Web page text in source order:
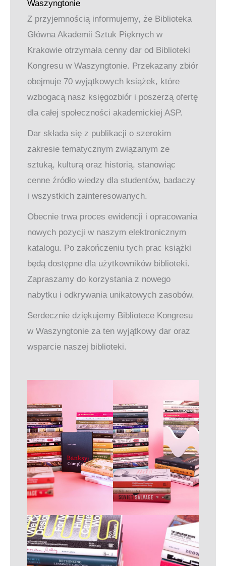
Waszyngtonie
Z przyjemnością informujemy, że Biblioteka
Główna Akademii Sztuk Pięknych w
Krakowie otrzymała cenny dar od Biblioteki
Kongresu w Waszyngtonie. Przekazany zbiór
obejmuje 70 wyjątkowych książek, które
wzbogacą nasz księgozbiór i poszerzą ofertę
dla całej społeczności akademickiej ASP.
Dar składa się z publikacji o szerokim
zakresie tematycznym związanym ze
sztuką, kulturą oraz historią, stanowiąc
cenne źródło wiedzy dla studentów, badaczy
i wszystkich zainteresowanych.
Obecnie trwa proces ewidencji i opracowania
nowych pozycji w naszym elektronicznym
katalogu. Po zakończeniu tych prac książki
będą dostępne dla użytkowników biblioteki.
Zapraszamy do korzystania z nowego
nabytku i odkrywania unikatowych zasobów.
Serdecznie dziękujemy Bibliotece Kongresu
w Waszyngtonie za ten wyjątkowy dar oraz
wsparcie naszej biblioteki.